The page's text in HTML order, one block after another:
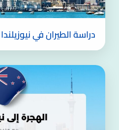
دراسة الطيران في نيوزيلندا